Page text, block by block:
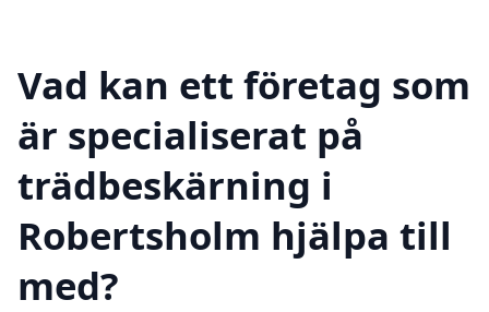
Vad kan ett företag som
är specialiserat på
trädbeskärning i
Robertsholm hjälpa till
med?